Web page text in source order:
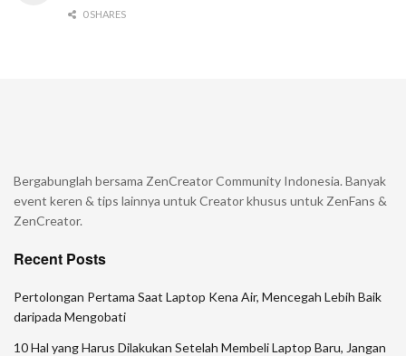
0 SHARES
Bergabunglah bersama ZenCreator Community Indonesia. Banyak
event keren & tips lainnya untuk Creator khusus untuk ZenFans &
ZenCreator.
Recent Posts
Pertolongan Pertama Saat Laptop Kena Air, Mencegah Lebih Baik
daripada Mengobati
10 Hal yang Harus Dilakukan Setelah Membeli Laptop Baru, Jangan